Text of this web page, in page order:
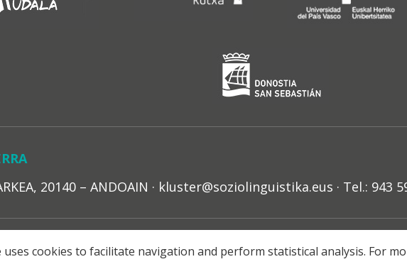
20140 – ANDOAIN · kluster@soziolinguistika.eus · Tel.: 943
uses cookies to facilitate navigation and perform statistical analysis. For